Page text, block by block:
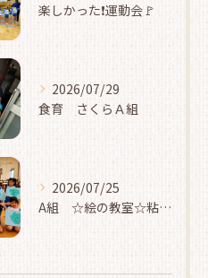
楽しかった❗運動会🚩
2026/07/29
食育 さくらＡ組
2026/07/25
A組 ☆絵の教室☆粘土☆